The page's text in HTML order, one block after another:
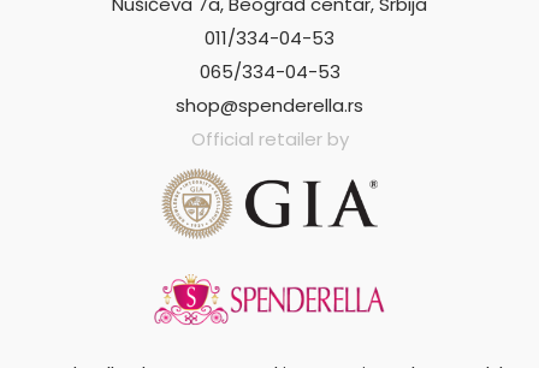
011/334-04-53
065/334-04-53
shop@spenderella.rs
Official retailer by